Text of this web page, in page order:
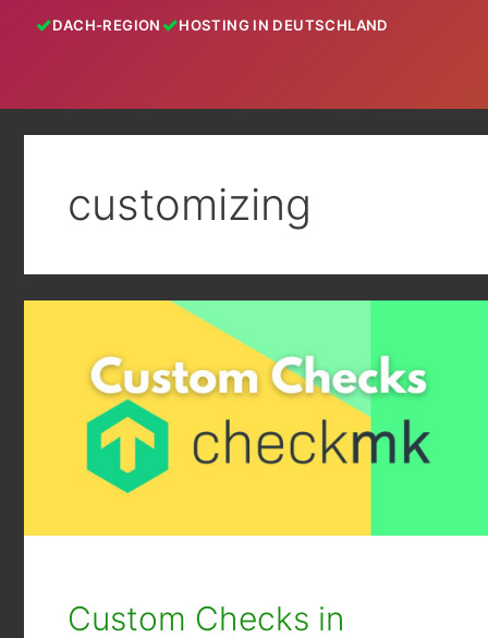
DACH-REGION HOSTING IN DEUTSCHLAND
customizing
Custom Checks in